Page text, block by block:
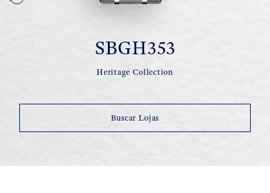
SBGH353
Heritage Collection
Buscar Lojas